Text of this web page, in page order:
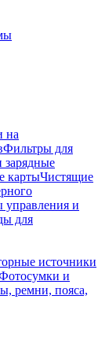
на
Фильтры для
зарядные
картыЧистящие
управления и
для
источники
и
ремни, пояса,